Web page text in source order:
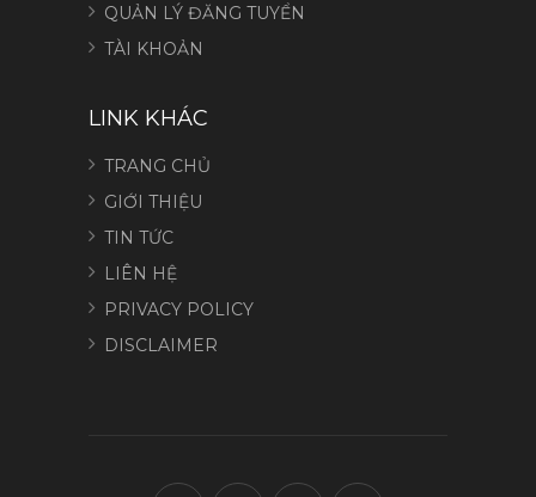
QUẢN LÝ ĐĂNG TUYỂN
TÀI KHOẢN
LINK KHÁC
TRANG CHỦ
GIỚI THIỆU
TIN TỨC
LIÊN HỆ
PRIVACY POLICY
DISCLAIMER